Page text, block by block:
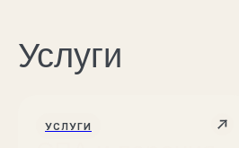
Услуги
УСЛУГИ